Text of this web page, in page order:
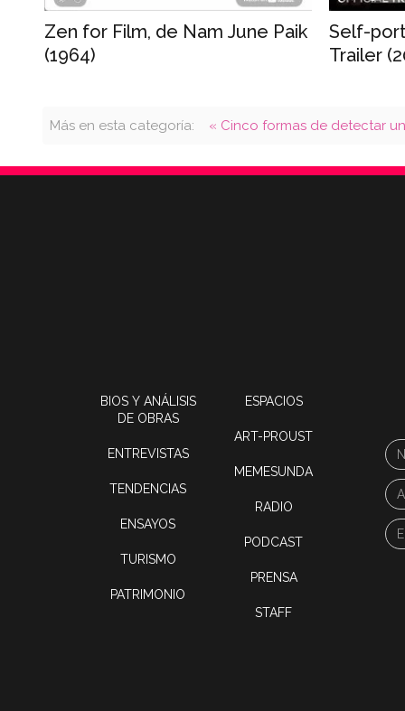
Zen for Film, de Nam June Paik
(1964)
Self-
Trailer
Más en esta categoría: « Cinco formas de detectar
BIOS Y ANÁLISIS
DE OBRAS
ENTREVISTAS
TENDENCIAS
ENSAYOS
TURISMO
PATRIMONIO
ESPACIOS
ART-PROUST
MEMESUNDA
RADIO
PODCAST
PRENSA
STAFF